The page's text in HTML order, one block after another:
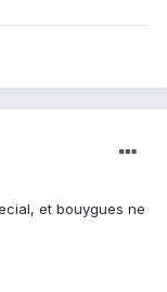
et bouygues ne